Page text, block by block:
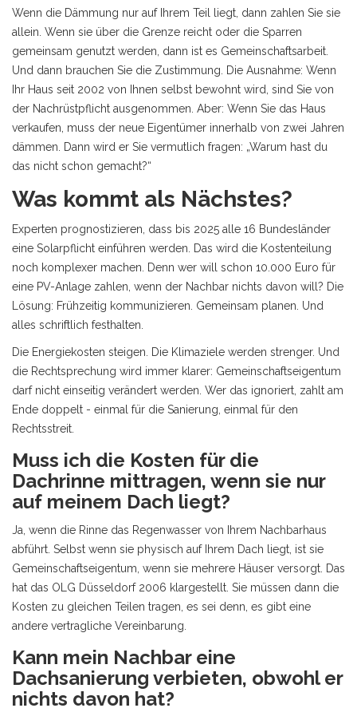
Wenn die Dämmung nur auf Ihrem Teil liegt, dann zahlen Sie sie
allein. Wenn sie über die Grenze reicht oder die Sparren
gemeinsam genutzt werden, dann ist es Gemeinschaftsarbeit.
Und dann brauchen Sie die Zustimmung. Die Ausnahme: Wenn
Ihr Haus seit 2002 von Ihnen selbst bewohnt wird, sind Sie von
der Nachrüstpflicht ausgenommen. Aber: Wenn Sie das Haus
verkaufen, muss der neue Eigentümer innerhalb von zwei Jahren
dämmen. Dann wird er Sie vermutlich fragen: „Warum hast du
das nicht schon gemacht?“
Was kommt als Nächstes?
Experten prognostizieren, dass bis 2025 alle 16 Bundesländer
eine Solarpflicht einführen werden. Das wird die Kostenteilung
noch komplexer machen. Denn wer will schon 10.000 Euro für
eine PV-Anlage zahlen, wenn der Nachbar nichts davon will? Die
Lösung: Frühzeitig kommunizieren. Gemeinsam planen. Und
alles schriftlich festhalten.
Die Energiekosten steigen. Die Klimaziele werden strenger. Und
die Rechtsprechung wird immer klarer: Gemeinschaftseigentum
darf nicht einseitig verändert werden. Wer das ignoriert, zahlt am
Ende doppelt - einmal für die Sanierung, einmal für den
Rechtsstreit.
Muss ich die Kosten für die
Dachrinne mittragen, wenn sie nur
auf meinem Dach liegt?
Ja, wenn die Rinne das Regenwasser von Ihrem Nachbarhaus
abführt. Selbst wenn sie physisch auf Ihrem Dach liegt, ist sie
Gemeinschaftseigentum, wenn sie mehrere Häuser versorgt. Das
hat das OLG Düsseldorf 2006 klargestellt. Sie müssen dann die
Kosten zu gleichen Teilen tragen, es sei denn, es gibt eine
andere vertragliche Vereinbarung.
Kann mein Nachbar eine
Dachsanierung verbieten, obwohl er
nichts davon hat?